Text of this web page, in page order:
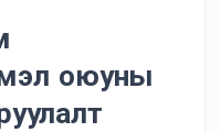
оюуны